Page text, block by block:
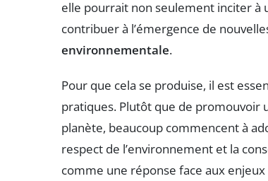
elle pourrait non seulement inciter à
contribuer à l’émergence de
environnementale.
Pour que cela se produise, il est
pratiques. Plutôt que de promouvoir
planète, beaucoup commencent à
respect de l’environnement et la
comme une réponse face aux